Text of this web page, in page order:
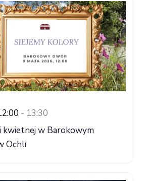
kwietnej w Barokowym
Ochli
- 13:30